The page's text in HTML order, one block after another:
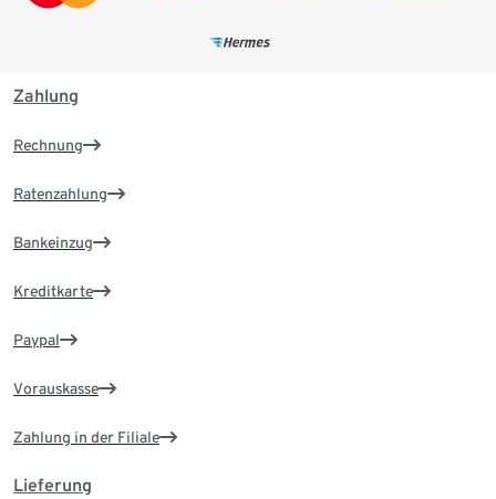
Zahlung
Rechnung
Ratenzahlung
Bankeinzug
Kreditkarte
Paypal
Vorauskasse
Zahlung in der Filiale
Lieferung